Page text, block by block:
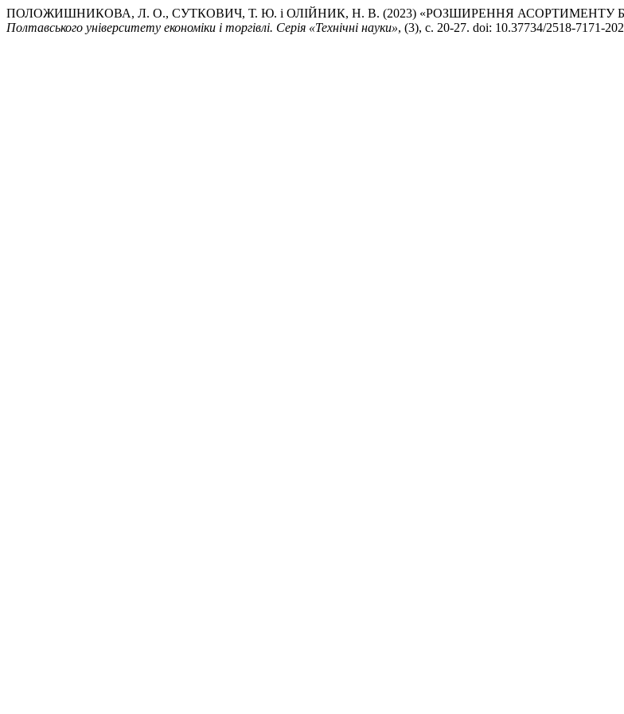
ПОЛОЖИШНИКОВА, Л. О., СУТКОВИЧ, Т. Ю. і ОЛІЙНИК, Н. В. (2023) «РОЗШИРЕННЯ
Полтавського університету економіки і торгівлі. Серія «Технічні науки», (3), с. 20-27. doi: 10.37734/2518-7171-